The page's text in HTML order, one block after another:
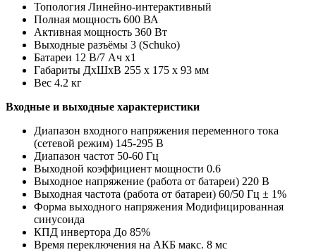
Топология Линейно-интерактивный
Полная мощность 600 ВА
Активная мощность 360 Вт
Выходные разъёмы 3 (Schuko)
Батареи 12 В/7 Ач х1
Габариты ДxШxВ 255 x 175 x 93 мм
Вес 4.2 кг
Входные и выходные характеристики
Диапазон входного напряжения переменного тока
(сетевой режим) 145-295 В
Диапазон частот 50-60 Гц
Выходной коэффициент мощности 0.6
Выходное напряжение (работа от батареи) 220 В
Выходная частота (работа от батареи) 60/50 Гц ± 1%
Форма выходного напряжения Модифицированная
синусоида
КПД инвертора До 85%
Время переключения на АКБ макс. 8 мс